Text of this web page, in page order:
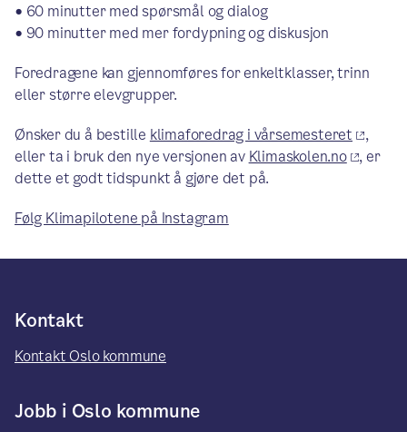
• 60 minutter med spørsmål og dialog
• 90 minutter med mer fordypning og diskusjon
Foredragene kan gjennomføres for enkeltklasser, trinn
eller større elevgrupper.
Ønsker du å bestille klimaforedrag i vårsemesteret
,
eller ta i bruk den nye versjonen av Klimaskolen.no
, er
dette et godt tidspunkt å gjøre det på.
Følg Klimapilotene på Instagram
Kontakt
Kontakt Oslo kommune
Jobb i Oslo kommune